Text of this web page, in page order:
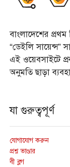
বাংলাদেশের প্রথম
“ডেইলি সায়েন্স”
এই ওয়েবসাইটে
অনুমতি ছাড়া
যা গুরুত্বপূর্ণ
যোগাযোগ করুন
প্রশ্ন ভাণ্ডার
বী ব্লগ